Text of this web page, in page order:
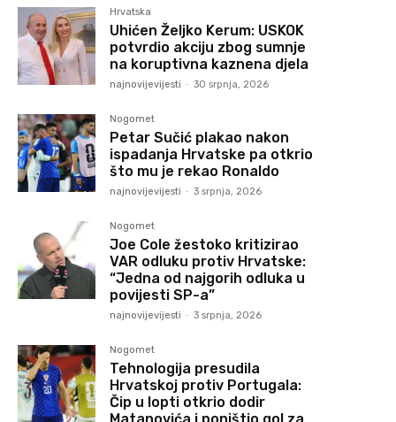
Hrvatska
Uhićen Željko Kerum: USKOK
potvrdio akciju zbog sumnje
na koruptivna kaznena djela
najnovijevijesti - 30 srpnja, 2026
Nogomet
Petar Sučić plakao nakon
ispadanja Hrvatske pa otkrio
što mu je rekao Ronaldo
najnovijevijesti - 3 srpnja, 2026
Nogomet
Joe Cole žestoko kritizirao
VAR odluku protiv Hrvatske:
“Jedna od najgorih odluka u
povijesti SP-a”
najnovijevijesti - 3 srpnja, 2026
Nogomet
Tehnologija presudila
Hrvatskoj protiv Portugala:
Čip u lopti otkrio dodir
Matanovića i poništio gol za